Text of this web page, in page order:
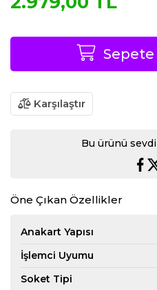
Sepete
Karşılaştır
Bu ürünü
Öne Çıkan Özellikler
Anakart Yapısı
İşlemci Uyumu
Soket Tipi